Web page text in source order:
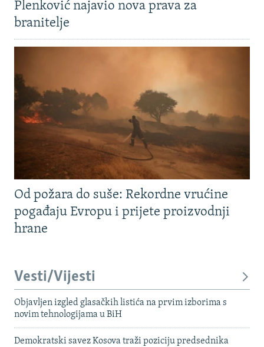
Plenković najavio nova prava za
branitelje
Od požara do suše: Rekordne vrućine
pogađaju Evropu i prijete proizvodnji
hrane
Vesti/Vijesti
Objavljen izgled glasačkih listića na prvim izborima s
novim tehnologijama u BiH
Demokratski savez Kosova traži poziciju predsednika